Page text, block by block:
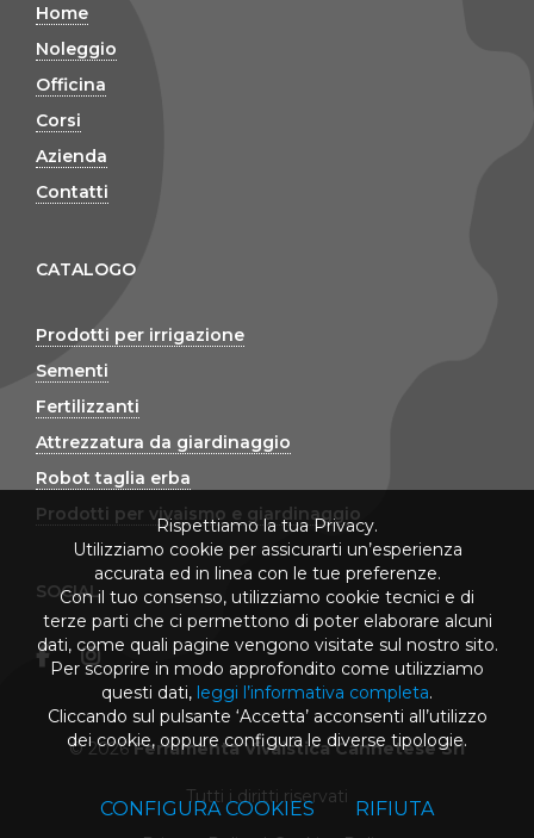
Home
Noleggio
Officina
Corsi
Azienda
Contatti
CATALOGO
Prodotti per irrigazione
Sementi
Fertilizzanti
Attrezzatura da giardinaggio
Robot taglia erba
Prodotti per vivaismo e giardinaggio
SOCIAL
© 2026Ferramenta Vivaistica Cannetese Srl
Tutti i diritti riservati
Rispettiamo la tua Privacy.
Utilizziamo cookie per assicurarti un’esperienza
accurata ed in linea con le tue preferenze.
Con il tuo consenso, utilizziamo cookie tecnici e di
terze parti che ci permettono di poter elaborare alcuni
dati, come quali pagine vengono visitate sul nostro sito.
Per scoprire in modo approfondito come utilizziamo
questi dati, leggi l’informativa completa.
Cliccando sul pulsante ‘Accetta’ acconsenti all’utilizzo
dei cookie, oppure configura le diverse tipologie.
CONFIGURA COOKIES RIFIUTA